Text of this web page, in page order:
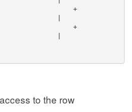
+
+
to the row